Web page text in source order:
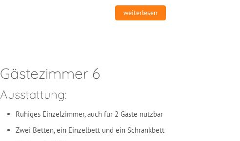
weiterlesen
Gästezimmer 6
Ausstattung:
Ruhiges Einzelzimmer, auch für 2 Gäste nutzbar
Zwei Betten, ein Einzelbett und ein Schrankbett